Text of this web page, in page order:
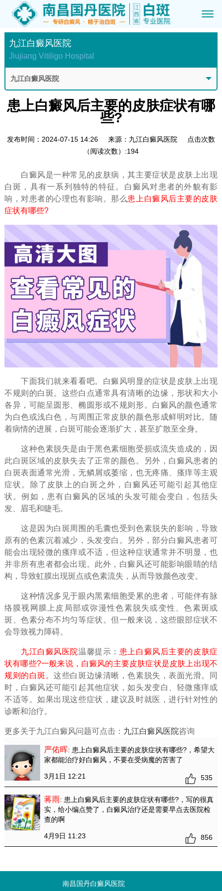
九江白癜风医院
Jiujiang Vitiligo Hospital
九江白癜风医院
患上白癜风后主要的皮肤症状有哪
些?
发布时间：2024-07-15 14:26 来源：九江白癜风医院
点击次数
（阅读次数）:194
白癜风是一种常见的皮肤病，其主要症状是皮肤上出现
白斑，具有一系列独特的特征。白癜风对患者的外貌有影
响，对患者的心理也有影响。那么患上白癜风后主要的皮肤
症状有哪些?
下面我们就来看看吧。白癜风明显的症状是皮肤上出现
不规则的白斑。这些白点通常具有清晰的边缘，形状和大小
各异，可能呈圆形、椭圆形或不规则形。白癜风的颜色通常
为白色或浅白色，与周围正常皮肤的颜色形成鲜明对比。随
着病情的进展，白斑可能会逐渐扩大，甚至扩散至全身。
这种色素脱失是由于黑色素细胞受损或流失造成的，因
此白斑区域的皮肤失去了正常的颜色。另外，白癜风患者的
白斑表面通常光滑，无鳞屑或萎缩，也无疼痛、瘙痒等主观
症状。除了皮肤上的白斑之外，白癜风还可能引起其他症
状。例如，患有白癜风的区域的头发可能会变白，包括头
发、眉毛和睫毛。
这是因为白斑周围的毛囊也受到色素脱失的影响，导致
原有的色素沉着减少，头发变白。另外，部分白癜风患者可
能会出现轻微的瘙痒或不适，但这种症状通常并不明显，也
并非所有患者都会出现。此外，白癜风还可能影响眼睛的结
构，导致虹膜出现斑点或色素流失，从而导致颜色改变。
这种情况多见于眼内黑素细胞受累的患者，可能伴有脉
络膜视网膜上皮局部或弥漫性色素脱失或变性、色素斑或
斑、色素分布不均匀等症状。但一般来说，这些眼部症状不
会导致视力障碍。
九江白癜风医院温馨提示： 患上白癜风后主要的皮肤症
状有哪些?一般来说，白癜风的主要皮肤症状是皮肤上出现不
规则的白斑。这些白斑边缘清晰，色素脱失，表面光滑。同
时，白癜风还可能引起其他症状，如头发变白、轻微瘙痒或
不适等。如果出现这些症状，建议及时就医，进行针对性的
诊断和治疗。
更多关于九江白癜风问题可点击： 九江白癜风医院咨询
严佑晖: 患上白癜风后主要的皮肤症状有哪些? ，希望大
家都能治疗好白癜风，不要在受病魔的苦害了
3月1日 12:21 535
蒋雨: 患上白癜风后主要的皮肤症状有哪些? ，写的很真
实，给小编点赞了，白癜风治疗还是需要早点去医院检
查的啊
4月9日 11:23 856
南昌国丹白癜风医院